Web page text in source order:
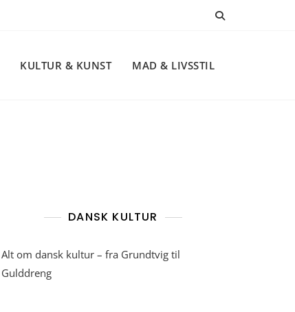
KULTUR & KUNST MAD & LIVSSTIL
DANSK KULTUR
Alt om dansk kultur – fra Grundtvig til
Gulddreng